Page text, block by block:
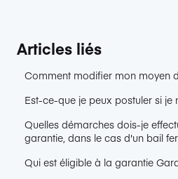
Articles liés
Comment modifier mon moyen
Est-ce-que je peux postuler si je
Quelles démarches dois-je
garantie, dans le cas d'un bail
Qui est éligible à la garantie